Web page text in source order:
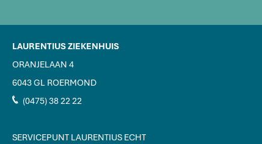
LAURENTIUS ZIEKENHUIS
ORANJELAAN 4
6043 GL ROERMOND
J (0475) 38 22 22
SERVICEPUNT LAURENTIUS ECHT